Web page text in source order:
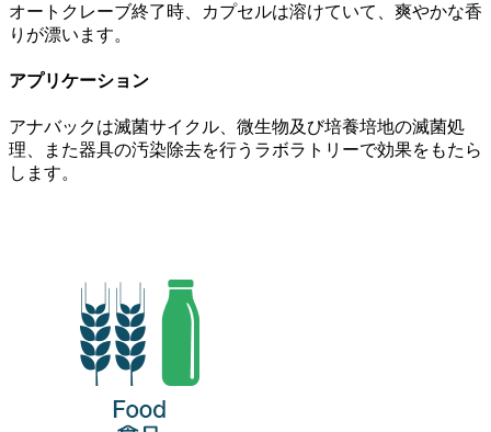
オートクレーブ終了時、カプセルは溶けていて、爽やかな香
りが漂います。
アプリケーション
アナバックは滅菌サイクル、微生物及び培養培地の滅菌処
理、また器具の汚染除去を行うラボラトリーで効果をもたら
します。